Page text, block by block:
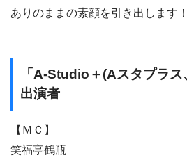
ありのままの素顔を引き出します！
「A-Studio＋(Aスタプラ
出演者
【ＭＣ】
笑福亭鶴瓶